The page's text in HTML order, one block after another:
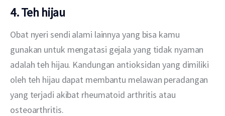
4. Teh hijau
Obat nyeri sendi alami lainnya yang bisa kamu
gunakan untuk mengatasi gejala yang tidak nyaman
adalah teh hijau. Kandungan antioksidan yang dimiliki
oleh teh hijau dapat membantu melawan peradangan
yang terjadi akibat rheumatoid arthritis atau
osteoarthritis.